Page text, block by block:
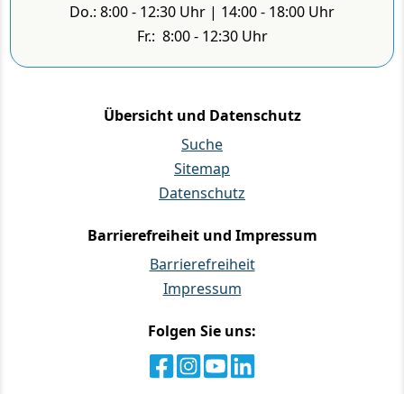
Do.: 8:00 - 12:30 Uhr | 14:00 - 18:00 Uhr
Fr.: 8:00 - 12:30 Uhr
Übersicht und Datenschutz
Suche
Sitemap
Datenschutz
Barrierefreiheit und Impressum
Barrierefreiheit
Impressum
Folgen Sie uns: